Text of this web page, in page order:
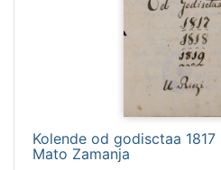
Kolende od godisctaa 1817
Mato Zamanja